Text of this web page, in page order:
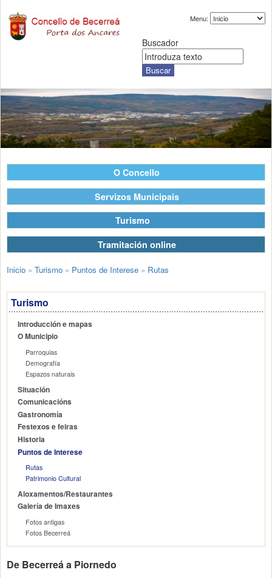
Menu:
Buscador
O Concello
Servizos Municipais
Turismo
Tramitación online
Inicio » Turismo » Puntos de Interese » Rutas
Turismo
Introducción e mapas
O Municipio
Parroquias
Demografía
Espazos naturais
Situación
Comunicacións
Gastronomía
Festexos e feiras
Historia
Puntos de Interese
Rutas
Patrimonio Cultural
Aloxamentos/Restaurantes
Galería de Imaxes
Fotos antigas
Fotos Becerreá
De Becerreá a Piornedo